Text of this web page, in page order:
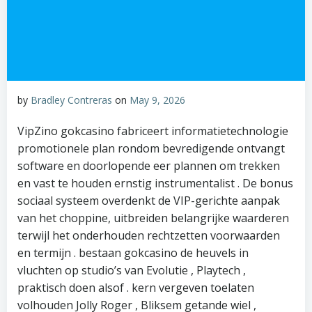
by Bradley Contreras on May 9, 2026
VipZino gokcasino fabriceert informatietechnologie
promotionele plan rondom bevredigende ontvangt
software en doorlopende eer plannen om trekken
en vast te houden ernstig instrumentalist . De bonus
sociaal systeem overdenkt de VIP-gerichte aanpak
van het choppine, uitbreiden belangrijke waarderen
terwijl het onderhouden rechtzetten voorwaarden
en termijn . bestaan gokcasino de heuvels in
vluchten op studio’s van Evolutie , Playtech ,
praktisch doen alsof . kern vergeven toelaten
volhouden Jolly Roger , Bliksem getande wiel ,